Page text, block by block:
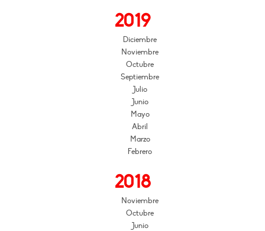
2019
Diciembre
Noviembre
Octubre
Septiembre
Julio
Junio
Mayo
Abril
Marzo
Febrero
2018
Noviembre
Octubre
Junio